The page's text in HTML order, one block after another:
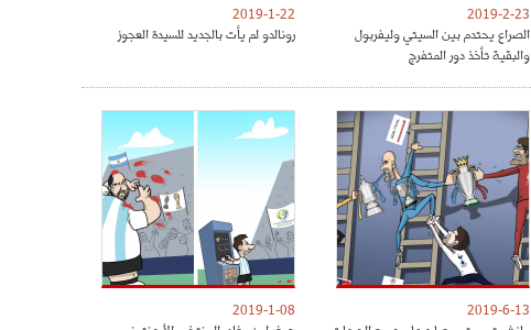
2019-2-23
الصراع يحتدم بين السيتي وليفربول
والبقية تأخذ دور المتفرج
2019-1-22
رونالدو لم يأت بالجديد للسيدة العجوز
2019-6-13
2019-1-08